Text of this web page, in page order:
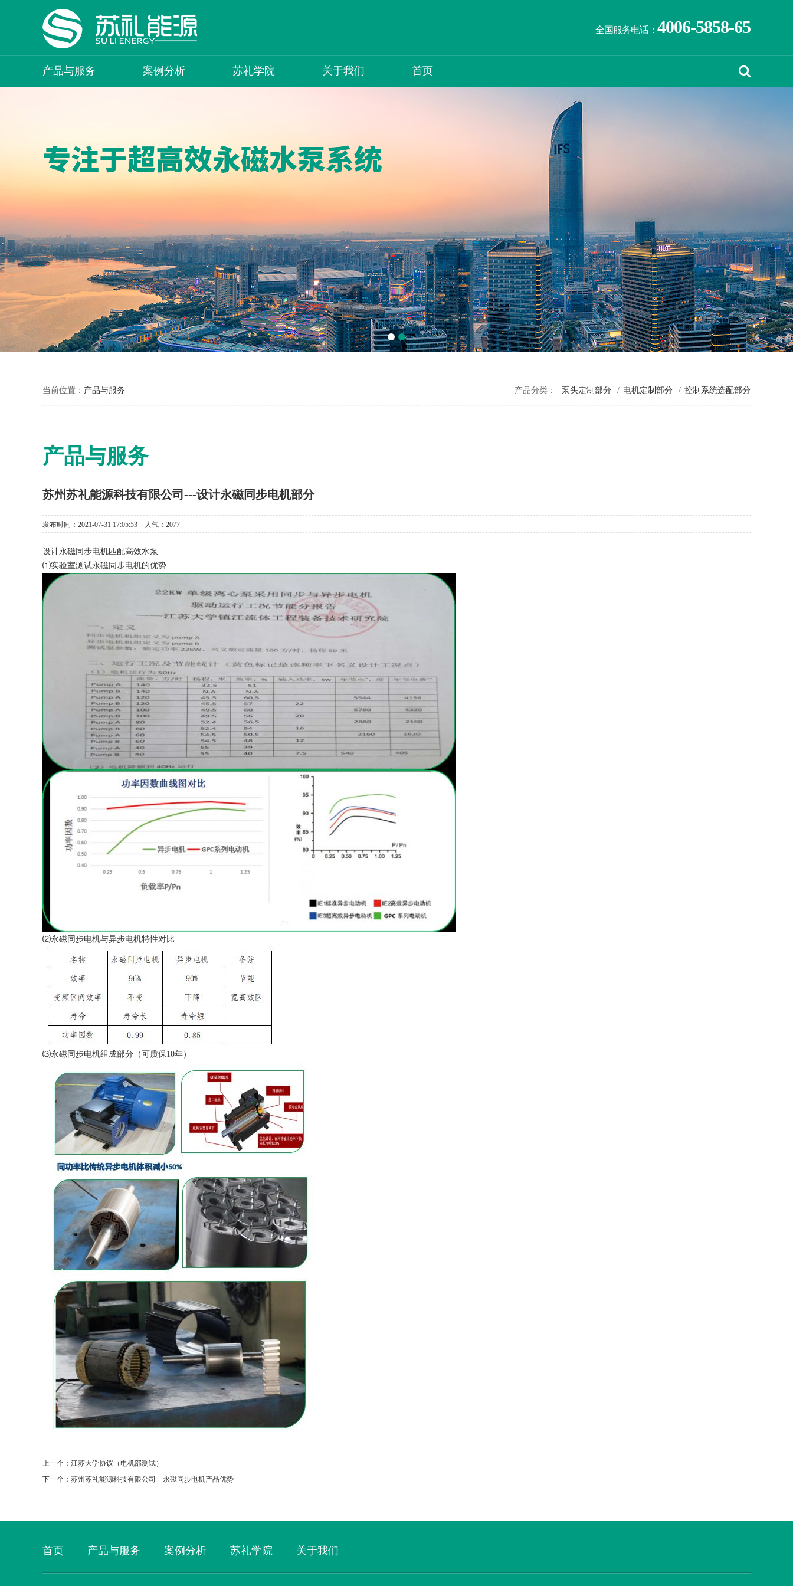
全国服务电话： 4006-5858-65
产品与服务 案例分析 苏礼学院 关于我们 首页
当前位置： 产品与服务 产品分类： 泵头定制部分 / 电机定制部分 / 控制系统选配部分
产品与服务
苏州苏礼能源科技有限公司---设计永磁同步电机部分
发布时间： 2021-07-31 17:05:53 人气：2077
设计永磁同步电机匹配高效水泵
⑴实验室测试永磁同步电机的优势
⑵永磁同步电机与异步电机特性对比
⑶永磁同步电机组成部分（可质保10年）
上一个： 江苏大学协议（电机部测试）
下一个： 苏州苏礼能源科技有限公司---永磁同步电机产品优势
首页 产品与服务 案例分析 苏礼学院 关于我们